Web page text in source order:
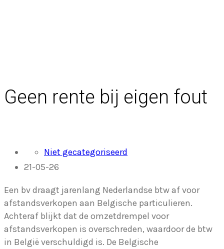
Geen rente bij eigen fout
Niet gecategoriseerd
21-05-26
Een bv draagt jarenlang Nederlandse btw af voor
afstandsverkopen aan Belgische particulieren.
Achteraf blijkt dat de omzetdrempel voor
afstandsverkopen is overschreden, waardoor de btw
in België verschuldigd is. De Belgische